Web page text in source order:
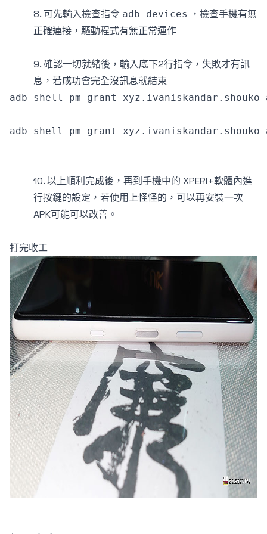
8. 可先輸入檢查指令 adb devices
，檢查手機有無
正確連接，驅動程式有無正常運作
9. 確認一切就緒後，輸入底下2行指令，失敗才有訊
息，若成功會完全沒訊息就結束
10. 以上順利完成後，再到手機中的 XPERI+軟體內進
行按鍵的設定，若使用上怪怪的，可以再安裝一次
APK可能可以改善。
打完收工